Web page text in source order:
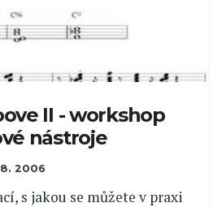
II - workshop
nástroje
2006
s jakou se můžete v praxi